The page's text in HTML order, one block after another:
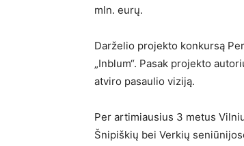
mln. eurų.
Darželio projekto konkursą
„Inblum“. Pasak projekto
atviro pasaulio viziją.
Per artimiausius 3 metus
Šnipiškių bei Verkių